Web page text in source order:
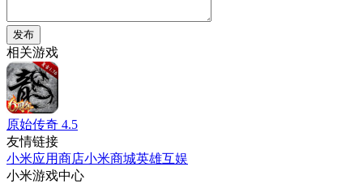
发布
相关游戏
原始传奇 4.5
友情链接
小米应用商店小米商城英雄互娱
小米游戏中心